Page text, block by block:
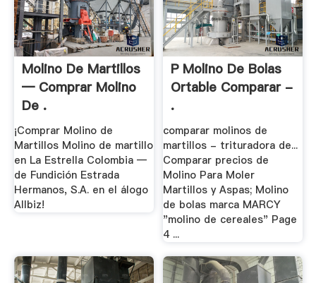
Molino De Martillos
— Comprar Molino
De .
¡Comprar Molino de
Martillos Molino de martillo
en La Estrella Colombia —
de Fundición Estrada
Hermanos, S.A. en el álogo
Allbiz!
P Molino De Bolas
Ortable Comparar -
.
comparar molinos de
martillos - trituradora de...
Comparar precios de
Molino Para Moler
Martillos y Aspas; Molino
de bolas marca MARCY
"molino de cereales" Page
4 ...